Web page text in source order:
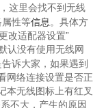
这里会找不到无线
性等信息 。具体方
改适配器设置”
认没有使用无线网
诉大家，如果遇到
网络连接设置是否正
本无线图标上有红叉
不大，产生的原因